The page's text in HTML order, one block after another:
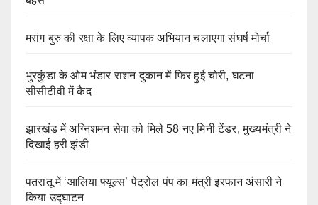
मरांग बुरु की रक्षा के लिए व्यापक अभियान चलाएगा संघर्ष मोर्चा
भुरकुंडा के ओम भंडार राशन दुकान में फिर हुई चोरी, घटना
सीसीटीवी में कैद
झारखंड में अग्निशमन सेवा को मिले 58 नए मिनी टेंडर, मुख्यमंत्री ने
दिखाई हरी झंडी
पतरातू में ‘आलिया फ्यूल्स’ पेट्रोल पंप का मंत्री इरफान अंसारी ने
किया उद्घाटन